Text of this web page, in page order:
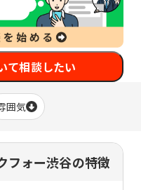
て相談したい
囲気
フォー渋谷の特徴